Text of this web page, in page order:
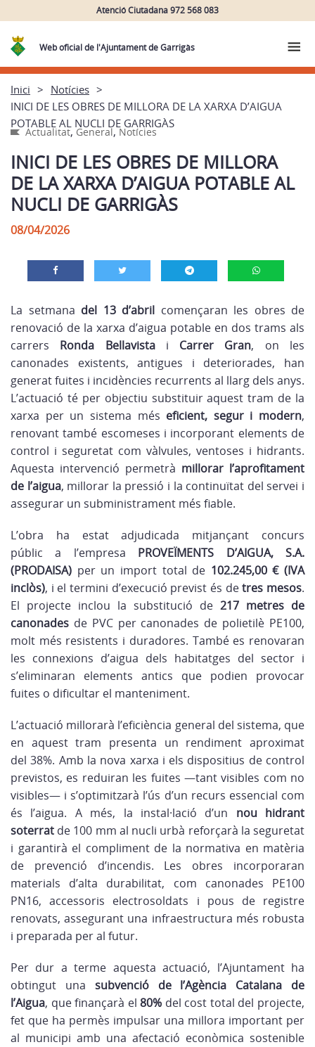
Atenció Ciutadana 972 568 083
Web oficial de l'Ajuntament de Garrigàs
Inici
Notícies
INICI DE LES OBRES DE MILLORA DE LA XARXA D’AIGUA
POTABLE AL NUCLI DE GARRIGÀS
Actualitat,General,Notícies
INICI DE LES OBRES DE MILLORA
DE LA XARXA D’AIGUA POTABLE AL
NUCLI DE GARRIGÀS
08/04/2026
La setmana del 13 d’abril començaran les obres de
renovació de la xarxa d’aigua potable en dos trams als
carrers Ronda Bellavistai Carrer Gran, on les
canonades existents, antigues i deteriorades, han
generat fuites i incidències recurrents al llarg dels anys.
L’actuació té per objectiu substituir aquest tram de la
xarxa per un sistema més eficient, segur i modern,
renovant també escomeses i incorporant elements de
control i seguretat com vàlvules, ventoses i hidrants.
Aquesta intervenció permetrà millorar l’aprofitament
de l’aigua, millorar la pressió i la continuïtat del servei i
assegurar un subministrament més fiable.
L’obra ha estat adjudicada mitjançant concurs
públic a l’empresa PROVEÏMENTS D’AIGUA, S.A.
(PRODAISA) per un import total de 102.245,00 € (IVA
inclòs), i el termini d’execució previst és detres mesos.
El projecte inclou la substitució de 217 metres de
canonades de PVC per canonades de polietilè PE100,
molt més resistents i duradores. També es renovaran
les connexions d’aigua dels habitatges del sector i
s’eliminaran elements antics que podien provocar
fuites o dificultar el manteniment.
L’actuació millorarà l’eficiència general del sistema, que
en aquest tram presenta un rendiment aproximat
del38%. Amb la nova xarxa i els dispositius de control
previstos, es reduiran les fuites —tant visibles com no
visibles— i s’optimitzarà l’ús d’un recurs essencial com
és l’aigua. A més, la instal·lació d’un nou hidrant
soterrat de 100 mm al nucli urbà reforçarà la seguretat
i garantirà el compliment de la normativa en matèria
de prevenció d’incendis. Les obres incorporaran
materials d’alta durabilitat, com canonades PE100
PN16, accessoris electrosoldats i pous de registre
renovats, assegurant una infraestructura més robusta
i preparada per al futur.
Per dur a terme aquesta actuació, l’Ajuntament ha
obtingut una subvenció de l’Agència Catalana de
l’Aigua, que finançarà el80% del cost total del projecte,
fet que ha permès impulsar una millora important per
al municipi amb una afectació econòmica sostenible